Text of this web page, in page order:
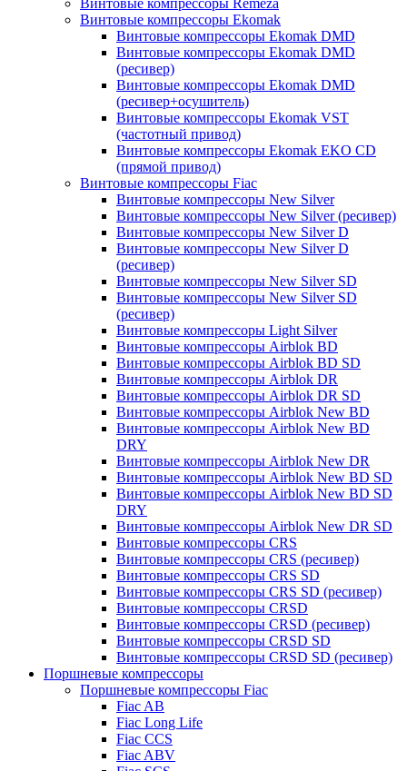
Винтовые компрессоры Remeza
Винтовые компрессоры Ekomak
Винтовые компрессоры Ekomak DMD
Винтовые компрессоры Ekomak DMD
(ресивер)
Винтовые компрессоры Ekomak DMD
(ресивер+осушитель)
Винтовые компрессоры Ekomak VST
(частотный привод)
Винтовые компрессоры Ekomak EKO CD
(прямой привод)
Винтовые компрессоры Fiac
Винтовые компрессоры New Silver
Винтовые компрессоры New Silver (ресивер)
Винтовые компрессоры New Silver D
Винтовые компрессоры New Silver D
(ресивер)
Винтовые компрессоры New Silver SD
Винтовые компрессоры New Silver SD
(ресивер)
Винтовые компрессоры Light Silver
Винтовые компрессоры Airblok BD
Винтовые компрессоры Airblok BD SD
Винтовые компрессоры Airblok DR
Винтовые компрессоры Airblok DR SD
Винтовые компрессоры Airblok New BD
Винтовые компрессоры Airblok New BD
DRY
Винтовые компрессоры Airblok New DR
Винтовые компрессоры Airblok New BD SD
Винтовые компрессоры Airblok New BD SD
DRY
Винтовые компрессоры Airblok New DR SD
Винтовые компрессоры CRS
Винтовые компрессоры CRS (ресивер)
Винтовые компрессоры CRS SD
Винтовые компрессоры CRS SD (ресивер)
Винтовые компрессоры CRSD
Винтовые компрессоры CRSD (ресивер)
Винтовые компрессоры CRSD SD
Винтовые компрессоры CRSD SD (ресивер)
Поршневые компрессоры
Поршневые компрессоры Fiac
Fiac AB
Fiac Long Life
Fiac CCS
Fiac ABV